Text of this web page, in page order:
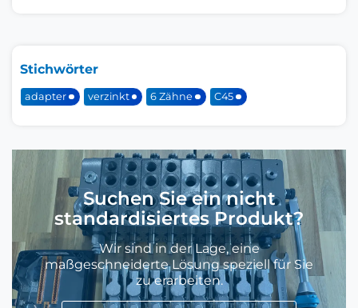
Stichwörter
adapter verzinkt 6 Zähne C45
Suchen Sie ein nicht
standardisiertes Produkt?
Wir sind in der Lage, eine
maßgeschneiderte Lösung speziell für Sie
zu erarbeiten.